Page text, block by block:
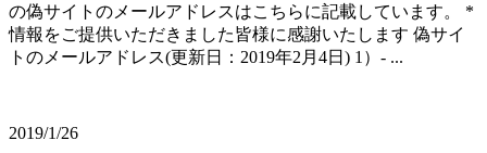
の偽サイトのメールアドレスはこちらに記載しています。 *
情報をご提供いただきました皆様に感謝いたします 偽サイ
トのメールアドレス(更新日：2019年2月4日) 1）- ...
2019/1/26